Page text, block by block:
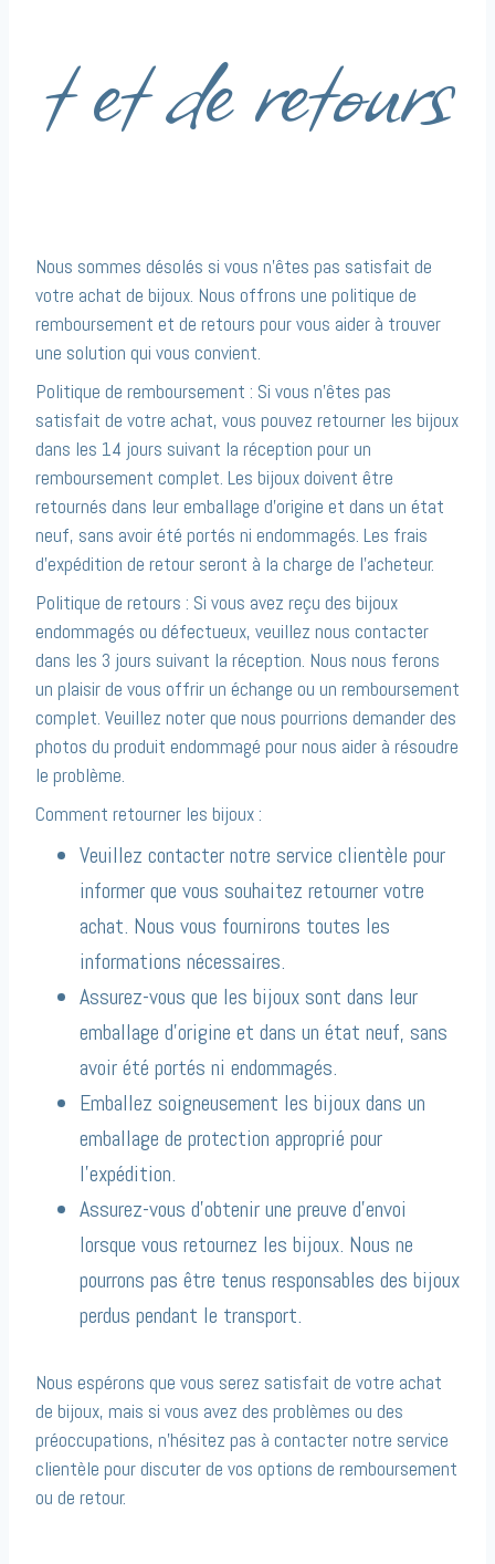
t et de retours
Nous sommes désolés si vous n’êtes pas satisfait de
votre achat de bijoux. Nous offrons une politique de
remboursement et de retours pour vous aider à trouver
une solution qui vous convient.
Politique de remboursement : Si vous n’êtes pas
satisfait de votre achat, vous pouvez retourner les bijoux
dans les 14 jours suivant la réception pour un
remboursement complet. Les bijoux doivent être
retournés dans leur emballage d’origine et dans un état
neuf, sans avoir été portés ni endommagés. Les frais
d’expédition de retour seront à la charge de l’acheteur.
Politique de retours : Si vous avez reçu des bijoux
endommagés ou défectueux, veuillez nous contacter
dans les 3 jours suivant la réception. Nous nous ferons
un plaisir de vous offrir un échange ou un remboursement
complet. Veuillez noter que nous pourrions demander des
photos du produit endommagé pour nous aider à résoudre
le problème.
Comment retourner les bijoux :
Veuillez contacter notre service clientèle pour
informer que vous souhaitez retourner votre
achat. Nous vous fournirons toutes les
informations nécessaires.
Assurez-vous que les bijoux sont dans leur
emballage d’origine et dans un état neuf, sans
avoir été portés ni endommagés.
Emballez soigneusement les bijoux dans un
emballage de protection approprié pour
l’expédition.
Assurez-vous d’obtenir une preuve d’envoi
lorsque vous retournez les bijoux. Nous ne
pourrons pas être tenus responsables des bijoux
perdus pendant le transport.
Nous espérons que vous serez satisfait de votre achat
de bijoux, mais si vous avez des problèmes ou des
préoccupations, n’hésitez pas à contacter notre service
clientèle pour discuter de vos options de remboursement
ou de retour.